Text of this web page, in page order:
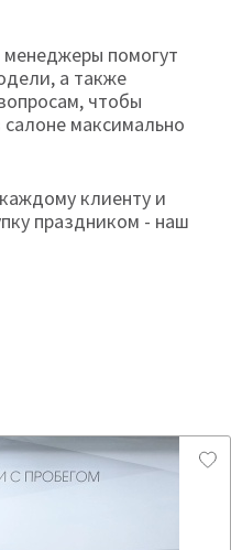
помогут
а также
чтобы
максимально
клиенту и
праздником - наш